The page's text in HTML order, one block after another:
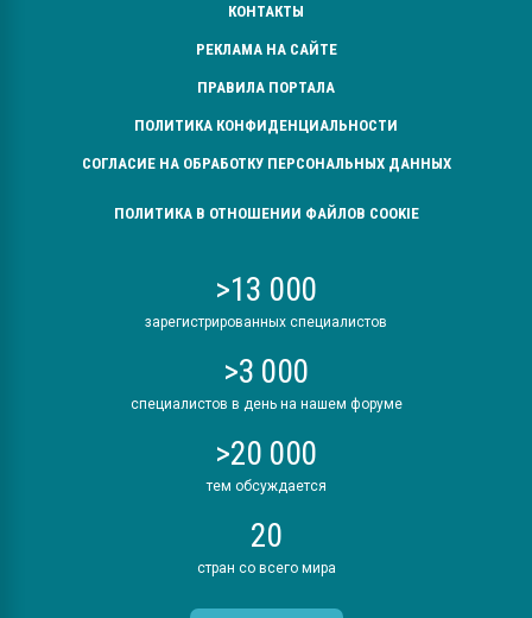
КОНТАКТЫ
РЕКЛАМА НА САЙТЕ
ПРАВИЛА ПОРТАЛА
ПОЛИТИКА КОНФИДЕНЦИАЛЬНОСТИ
СОГЛАСИЕ НА ОБРАБОТКУ ПЕРСОНАЛЬНЫХ ДАННЫХ
ПОЛИТИКА В ОТНОШЕНИИ ФАЙЛОВ COOKIE
>13 000
зарегистрированных специалистов
>3 000
специалистов в день на нашем форуме
>20 000
тем обсуждается
20
стран со всего мира